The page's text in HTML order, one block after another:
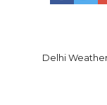
Delhi Weather: